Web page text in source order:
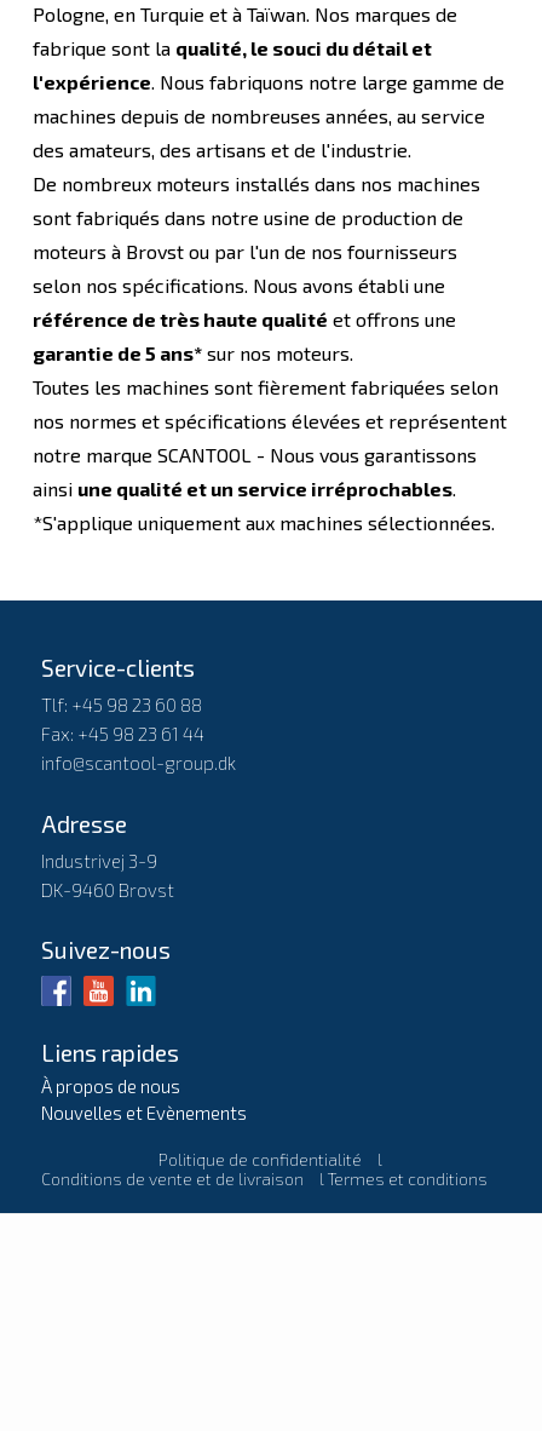
Pologne, en Turquie et à Taïwan. Nos marques de
fabrique sont la qualité, le souci du détail et
l'expérience. Nous fabriquons notre large gamme de
machines depuis de nombreuses années, au service
des amateurs, des artisans et de l'industrie.
De nombreux moteurs installés dans nos machines
sont fabriqués dans notre usine de production de
moteurs à Brovst ou par l'un de nos fournisseurs
selon nos spécifications. Nous avons établi une
référence de très haute qualité et offrons une
garantie de 5 ans*sur nos moteurs.
Toutes les machines sont fièrement fabriquées selon
nos normes et spécifications élevées et représentent
notre marque SCANTOOL - Nous vous garantissons
ainsi une qualité et un service irréprochables.
*S'applique uniquement aux machines sélectionnées.
Service-clients
Tlf: +45 98 23 60 88
Fax: +45 98 23 61 44
info@scantool-group.dk
Adresse
Industrivej 3-9
DK-9460 Brovst
Suivez-nous
Liens rapides
À propos de nous
Nouvelles et Evènements
Politique de confidentialité
l
Conditions de vente et de livraison
lTermes et conditions